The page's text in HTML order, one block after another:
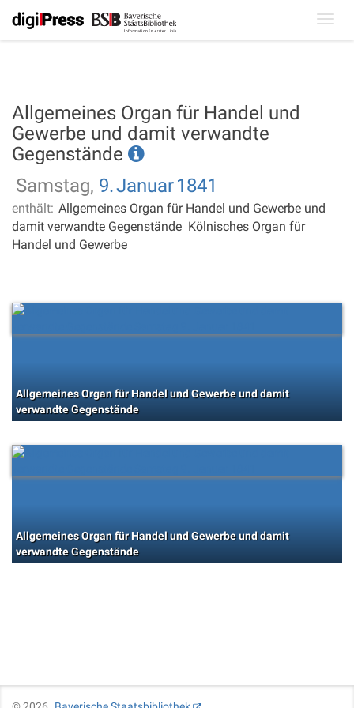
Allgemeines Organ für Handel und
Gewerbe und damit verwandte
Gegenstände
Samstag, 9.Januar1841
enthält: Allgemeines Organ für Handel und Gewerbe und
damit verwandte Gegenstände Kölnisches Organ für
Handel und Gewerbe
Allgemeines Organ für Handel und Gewerbe und damit
verwandte Gegenstände
Allgemeines Organ für Handel und Gewerbe und damit
verwandte Gegenstände